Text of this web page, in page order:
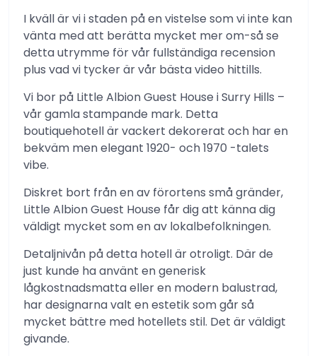
I kväll är vi i staden på en vistelse som vi inte kan
vänta med att berätta mycket mer om-så se
detta utrymme för vår fullständiga recension
plus vad vi tycker är vår bästa video hittills.
Vi bor på Little Albion Guest House i Surry Hills –
vår gamla stampande mark. Detta
boutiquehotell är vackert dekorerat och har en
bekväm men elegant 1920- och 1970 -talets
vibe.
Diskret bort från en av förortens små gränder,
Little Albion Guest House får dig att känna dig
väldigt mycket som en av lokalbefolkningen.
Detaljnivån på detta hotell är otroligt. Där de
just kunde ha använt en generisk
lågkostnadsmatta eller en modern balustrad,
har designarna valt en estetik som går så
mycket bättre med hotellets stil. Det är väldigt
givande.